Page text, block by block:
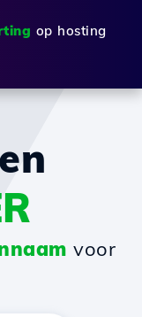
op hosting
voor